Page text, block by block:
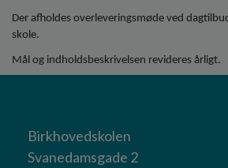
Der afholdes overleveringsmøde ved
skole.
Mål og indholdsbeskrivelsen revideres årligt.
Birkhovedskolen
Svanedamsgade 2